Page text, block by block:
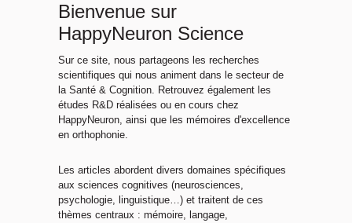
Bienvenue sur
HappyNeuron Science
Sur ce site, nous partageons les recherches
scientifiques qui nous animent dans le secteur de
la Santé & Cognition. Retrouvez également les
études R&D réalisées ou en cours chez
HappyNeuron, ainsi que les mémoires d'excellence
en orthophonie.
Les articles abordent divers domaines spécifiques
aux sciences cognitives (neurosciences,
psychologie, linguistique…) et traitent de ces
thèmes centraux : mémoire, langage,